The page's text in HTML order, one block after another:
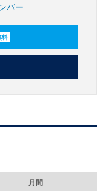
バー
料
月間